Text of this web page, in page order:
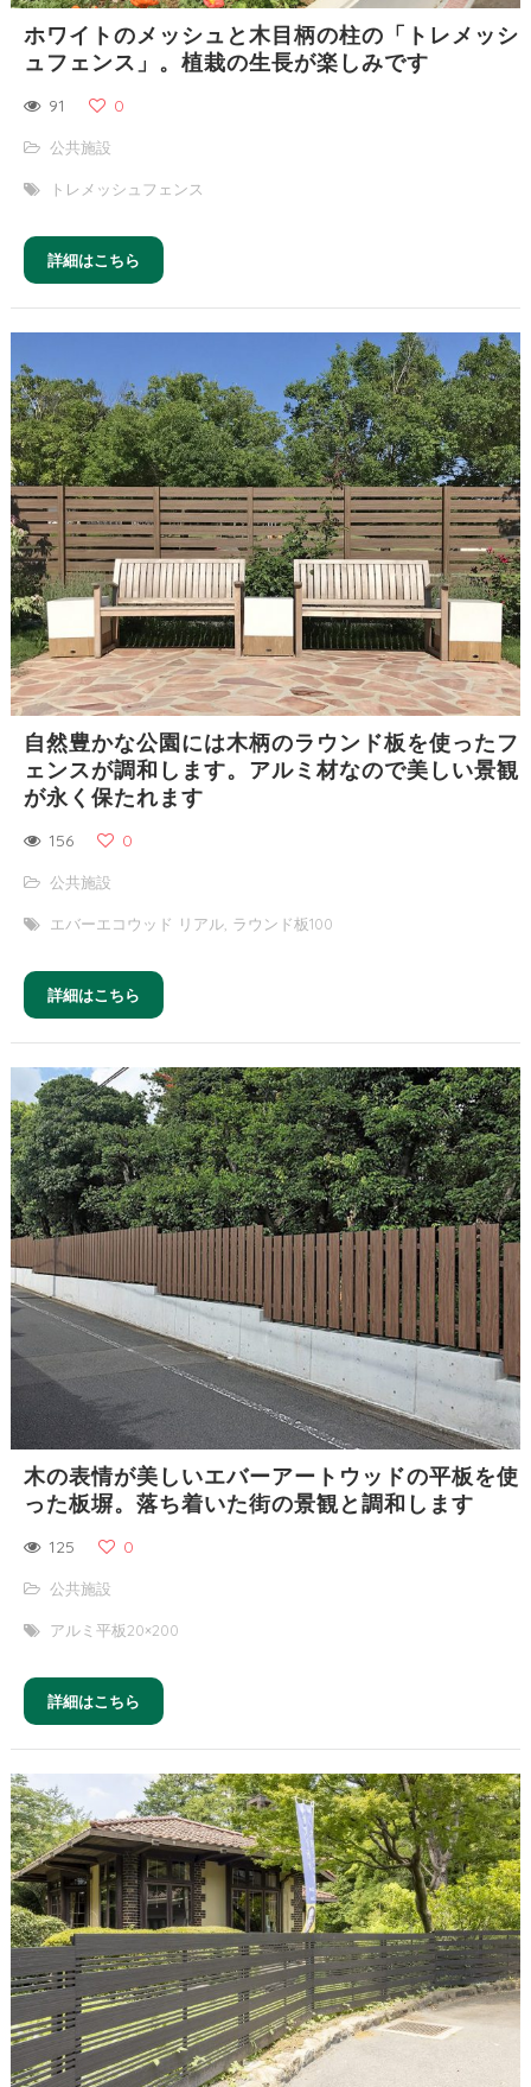
ホワイトのメッシュと木目柄の柱の「トレメッシ
ュフェンス」。植栽の生長が楽しみです
91 0
公共施設
トレメッシュフェンス
詳細はこちら
自然豊かな公園には木柄のラウンド板を使ったフ
ェンスが調和します。アルミ材なので美しい景観
が永く保たれます
156 0
公共施設
エバーエコウッド リアル, ラウンド板100
詳細はこちら
木の表情が美しいエバーアートウッドの平板を使
った板塀。落ち着いた街の景観と調和します
125 0
公共施設
アルミ平板20×200
詳細はこちら